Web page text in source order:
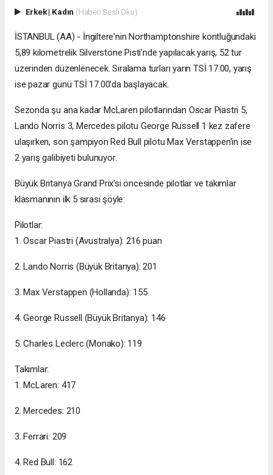
Erkek| Kadın (Haberi Sesli Oku)
İSTANBUL (AA) - İngiltere'nin Northamptonshire kontluğundaki
5,89 kilometrelik Silverstone Pisti'nde yapılacak yarış, 52 tur
üzerinden düzenlenecek. Sıralama turları yarın TSİ 17.00, yarış
ise pazar günü TSİ 17.00'da başlayacak.
Sezonda şu ana kadar McLaren pilotlarından Oscar Piastri 5,
Lando Norris 3, Mercedes pilotu George Russell 1 kez zafere
ulaşırken, son şampiyon Red Bull pilotu Max Verstappen'in ise
2 yarış galibiyeti bulunuyor.
Büyük Britanya Grand Prix'si öncesinde pilotlar ve takımlar
klasmanının ilk 5 sırası şöyle:
Pilotlar:
1. Oscar Piastri (Avustralya): 216 puan
2. Lando Norris (Büyük Britanya): 201
3. Max Verstappen (Hollanda): 155
4. George Russell (Büyük Britanya): 146
5. Charles Leclerc (Monako): 119
Takımlar:
1. McLaren: 417
2. Mercedes: 210
3. Ferrari: 209
4. Red Bull: 162